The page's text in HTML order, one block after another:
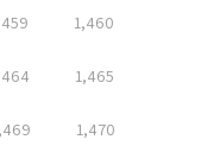
1,460
1,465
1,470